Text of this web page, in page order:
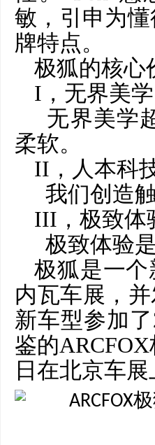
敏，引申为
牌特点。
极狐的核心
I，无界美学
无界美学
柔软。
II，人本科
我们创造
III，极致体
极致体验
极狐是一个
内瓦车展，
新车型参加
鉴的
日在北京车